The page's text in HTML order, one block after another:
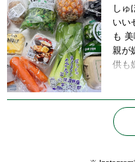
一緒
中身
価値
や、、 見てくればっかり気にす
を見
ん
#野
でぃ
しゅ
いい
も
親が
供も
ng#
創作
単料